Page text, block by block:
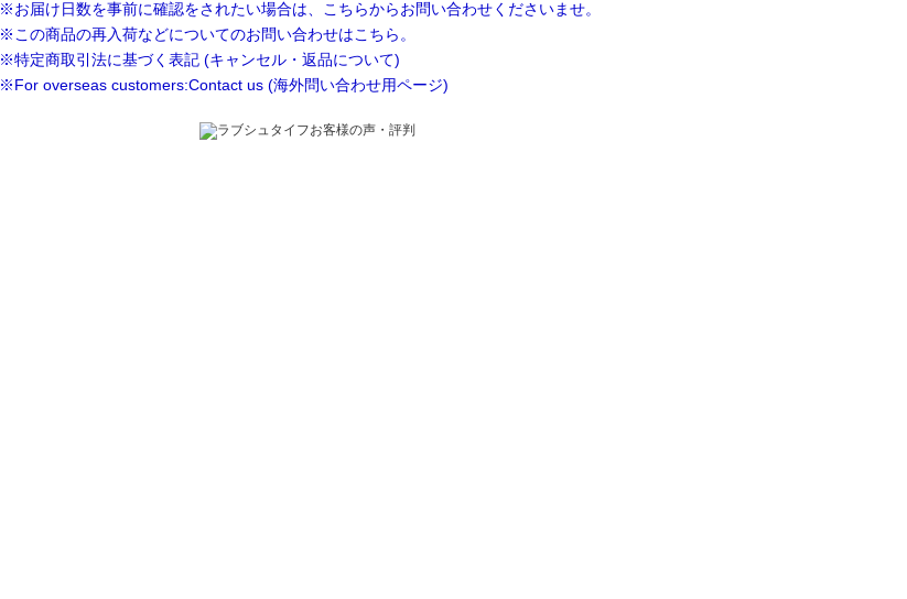
※お届け日数を事前に確認をされたい場合は、こちらからお問い合わせくださいませ。
※この商品の再入荷などについてのお問い合わせはこちら。
※特定商取引法に基づく表記 (キャンセル・返品について)
※For overseas customers:Contact us (海外問い合わせ用ページ)